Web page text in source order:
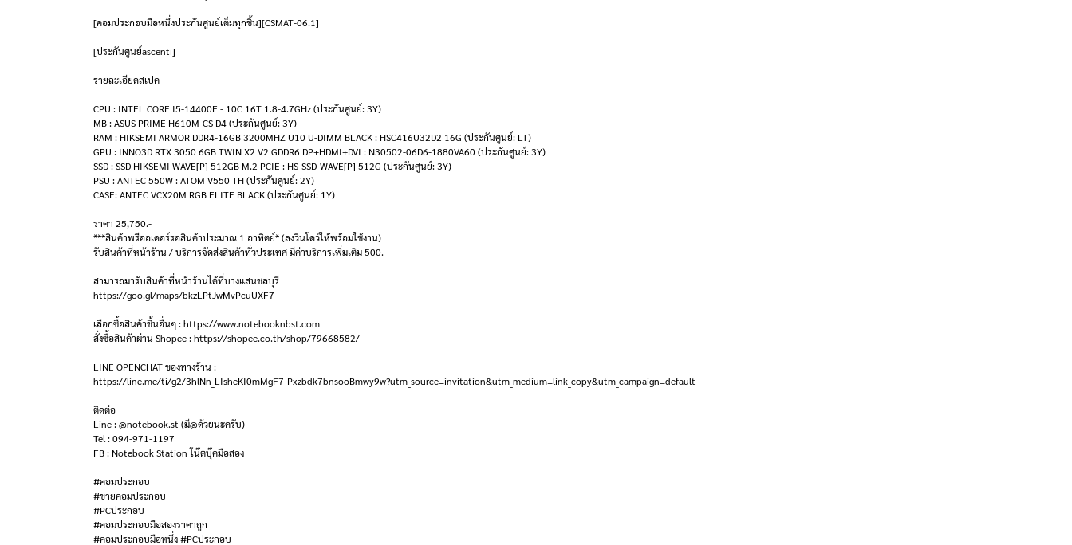
[คอมประกอบมือหนึ่งประกันศูนย์เต็มทุกชิ้น][CSMAT-06.1]
[ประกันศูนย์ascenti]
รายละเอียดสเปค
CPU : INTEL CORE I5-14400F - 10C 16T 1.8-4.7GHz (ประกันศูนย์: 3Y)
MB : ASUS PRIME H610M-CS D4 (ประกันศูนย์: 3Y)
RAM : HIKSEMI ARMOR DDR4-16GB 3200MHZ U10 U-DIMM BLACK : HSC416U32D2 16G (ประกันศูนย์: LT)
GPU : INNO3D RTX 3050 6GB TWIN X2 V2 GDDR6 DP+HDMI+DVI : N30502-06D6-1880VA60 (ประกันศูนย์: 3Y)
SSD : SSD HIKSEMI WAVE[P] 512GB M.2 PCIE : HS-SSD-WAVE[P] 512G (ประกันศูนย์: 3Y)
PSU : ANTEC 550W : ATOM V550 TH (ประกันศูนย์: 2Y)
CASE: ANTEC VCX20M RGB ELITE BLACK (ประกันศูนย์: 1Y)
ราคา 25,750.-
***สินค้าพรีออเดอร์รอสินค้าประมาณ 1 อาทิตย์* (ลงวินโดว์ให้พร้อมใช้งาน)
รับสินค้าที่หน้าร้าน / บริการจัดส่งสินค้าทั่วประเทศ มีค่าบริการเพิ่มเติม 500.-
สามารถมารับสินค้าที่หน้าร้านได้ที่บางแสนชลบุรี
https://goo.gl/maps/bkzLPtJwMvPcuUXF7
เลือกซื้อสินค้าชิ้นอื่นๆ : https://www.notebooknbst.com
สั่งซื้อสินค้าผ่าน Shopee : https://shopee.co.th/shop/79668582/
LINE OPENCHAT ของทางร้าน :
https://line.me/ti/g2/3hlNn_LIsheKI0mMgF7-Pxzbdk7bnsooBmwy9w?utm_source=invitation&utm_medium=link_copy&utm_campaign=default
ติดต่อ
Line : @notebook.st (มี@ด้วยนะครับ)
Tel : 094-971-1197
FB : Notebook Station โน๊ตบุ๊คมือสอง
#คอมประกอบ
#ขายคอมประกอบ
#PCประกอบ
#คอมประกอบมือสองราคาถูก
#คอมประกอบมือหนึ่ง #PCประกอบ